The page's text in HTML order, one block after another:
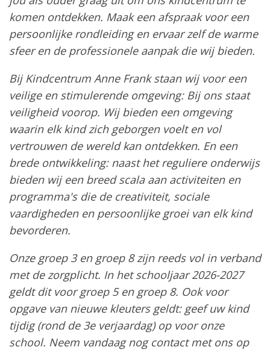
komen ontdekken. Maak een afspraak voor een
persoonlijke rondleiding en ervaar zelf de warme
sfeer en de professionele aanpak die wij bieden.
Bij Kindcentrum Anne Frank staan wij voor een
veilige en stimulerende omgeving: Bij ons staat
veiligheid voorop. Wij bieden een omgeving
waarin elk kind zich geborgen voelt en vol
vertrouwen de wereld kan ontdekken. En een
brede ontwikkeling: naast het reguliere onderwijs
bieden wij een breed scala aan activiteiten en
programma's die de creativiteit, sociale
vaardigheden en persoonlijke groei van elk kind
bevorderen.
Onze groep 3 en groep 8 zijn reeds vol in verband
met de zorgplicht. In het schooljaar 2026-2027
geldt dit voor groep 5 en groep 8. Ook voor
opgave van nieuwe kleuters geldt: geef uw kind
tijdig (rond de 3e verjaardag) op voor onze
school. Neem vandaag nog contact met ons op